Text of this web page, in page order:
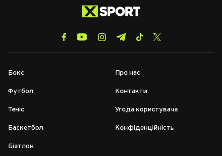
Бокс
Футбол
Теніс
Баскетбол
Біатлон
Про нас
Контакти
Угода користувача
Конфіденційність